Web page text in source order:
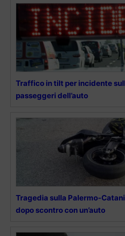
Traffico in tilt per incidente
passeggeri dell’auto
Tragedia sulla Palermo-
dopo scontro con un’auto